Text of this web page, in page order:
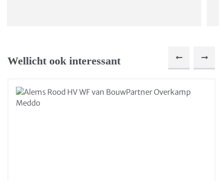
Wellicht ook interessant